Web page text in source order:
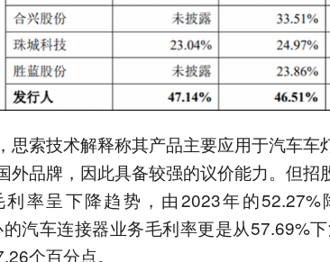
思索技术解释称其产品主要应用于汽车车
外品牌，因此具备较强的议价能力。但招
率呈下降趋势，由2023年的52.27%
汽车连接器业务毛利率更是从57.69%下
个百分点。